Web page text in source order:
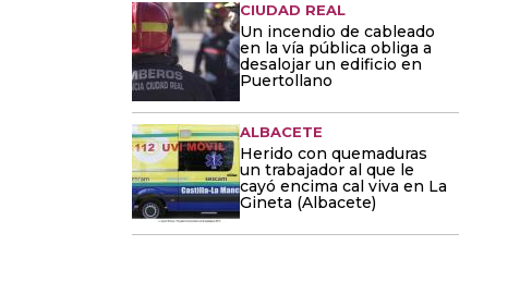
CIUDAD REAL
Un incendio de cableado
en la vía pública obliga a
desalojar un edificio en
Puertollano
ALBACETE
Herido con quemaduras
un trabajador al que le
cayó encima cal viva en La
Gineta (Albacete)